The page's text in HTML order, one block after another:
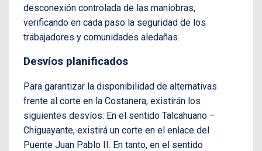
desconexión controlada de las maniobras,
verificando en cada paso la seguridad de los
trabajadores y comunidades aledañas.
Desvíos planificados
Para garantizar la disponibilidad de alternativas
frente al corte en la Costanera, existirán los
siguientes desvíos: En el sentido Talcahuano –
Chiguayante, existirá un corte en el enlace del
Puente Juan Pablo II. En tanto, en el sentido